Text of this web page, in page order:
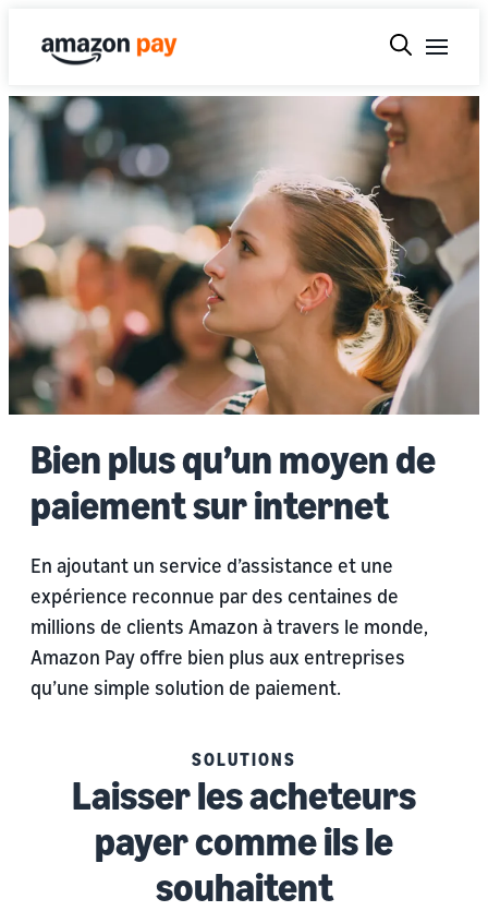
Bien plus qu’un moyen de
paiement sur internet
En ajoutant un service d’assistance et une
expérience reconnue par des centaines de
millions de clients Amazon à travers le monde,
Amazon Pay offre bien plus aux entreprises
qu’une simple solution de paiement.
SOLUTIONS
Laisser les acheteurs
payer comme ils le
souhaitent